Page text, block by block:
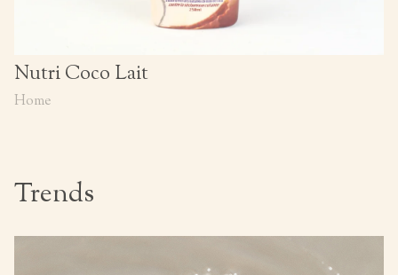
Nutri Coco Lait
Home
Trends